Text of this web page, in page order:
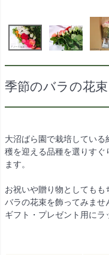
季節のバラの花
大沼ばら園で栽培してい
穫を迎える品種を選りす
ます。
お祝いや贈り物としても
バラの花束を飾ってみませ
ギフト・プレゼント用にラ